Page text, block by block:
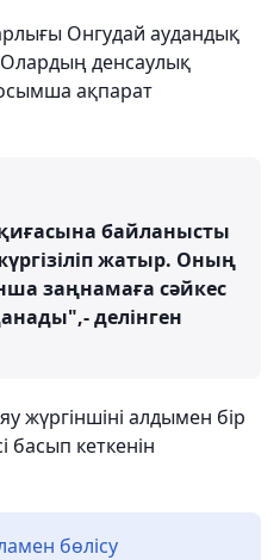
Онгудай аудандық
Олардың денсаулық
ақпарат
байланысты
жатыр. Оның
заңнамаға сәйкес
делінген
жүргіншіні алдымен бір
басып кеткенін
бөлісу